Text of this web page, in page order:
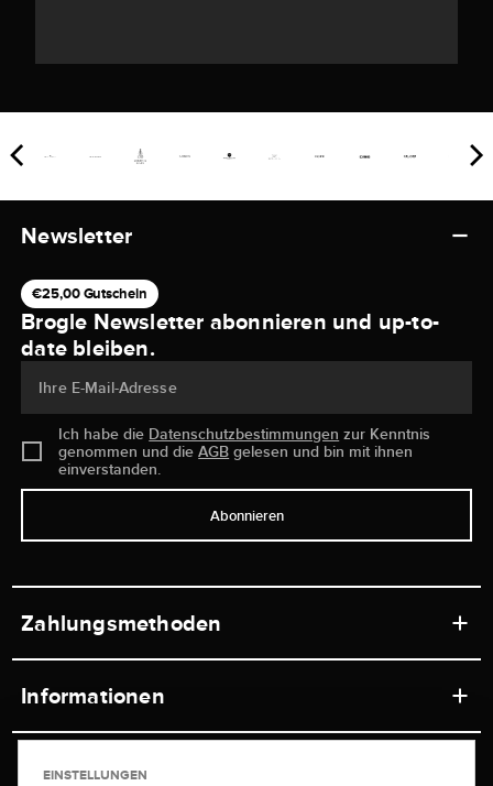
Newsletter
€25,00 Gutschein
Brogle Newsletter abonnieren und up-to-
date bleiben.
Ihre E-Mail-Adresse
Ich habe die Datenschutzbestimmungen zur Kenntnis
genommen und dieAGB gelesen und bin mit ihnen
einverstanden.
Abonnieren
Zahlungsmethoden
Informationen
Service
EINSTELLUNGEN